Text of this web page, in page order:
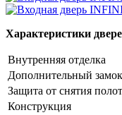
Характеристики
Внутренняя отделка
Дополнительный замок
Защита от снятия
Конструкция